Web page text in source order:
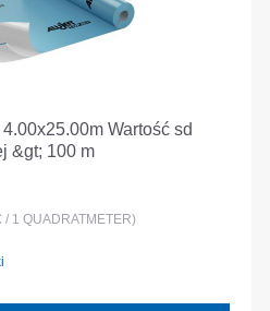
Wartość sd
&gt; 100 m
/ 1 QUADRATMETER)